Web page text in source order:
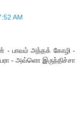
AM
- பாவம் அந்தக் கோழி -
- அவ்ளொ இருந்திச்சா